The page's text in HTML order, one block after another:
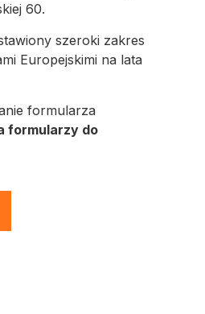
60.
szeroki zakres
Europejskimi na lata
formularza
formularzy do